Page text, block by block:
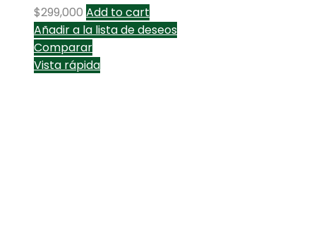
$299,000 Add to cart
Añadir a la lista de deseos
Comparar
Vista rápida